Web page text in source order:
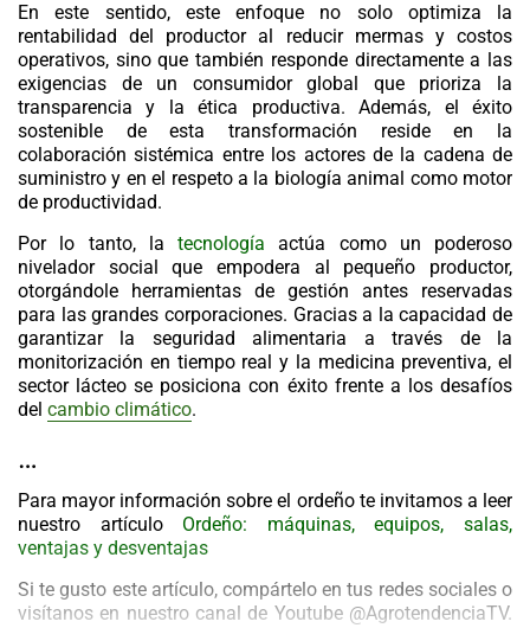
En este sentido, este enfoque no solo optimiza la
rentabilidad del productor al reducir mermas y costos
operativos, sino que también responde directamente a las
exigencias de un consumidor global que prioriza la
transparencia y la ética productiva. Además, el éxito
sostenible de esta transformación reside en la
colaboración sistémica entre los actores de la cadena de
suministro y en el respeto a la biología animal como motor
de productividad.
Por lo tanto, la tecnología
actúa como un poderoso
nivelador social que empodera al pequeño productor,
otorgándole herramientas de gestión antes reservadas
para las grandes corporaciones. Gracias a la capacidad de
garantizar la seguridad alimentaria a través de la
monitorización en tiempo real y la medicina preventiva, el
sector lácteo se posiciona con éxito frente a los desafíos
del cambio climático.
…
Para mayor información sobre el ordeño te invitamos a leer
nuestro artículo Ordeño: máquinas, equipos, salas,
ventajas y desventajas
Si te gusto este artículo, compártelo en tus redes sociales o
visítanos en nuestro canal de Youtube @AgrotendenciaTV.